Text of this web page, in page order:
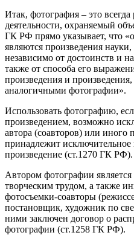
Итак, фотография – это всегда
деятельности, охраняемый
ГК РФ прямо указывает, что
являются произведения
независимо от достоинств и
также от способа его
произведения и
аналогичными фотографии».
Использовать фотографию,
произведением, возможно
автора (соавторов) или иного
принадлежит исключительное
произведение (ст.1270 ГК РФ).
Автором фотографии
творческим трудом, а также
фотосъемки-соавторы
постановщик, художник по
ними заключен договор о
фотографии (ст.1258 ГК РФ).